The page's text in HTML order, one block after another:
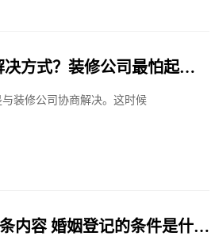
方式？装修公司最怕起诉
装修公司协商解决。这时候
内容 婚姻登记的条件是什